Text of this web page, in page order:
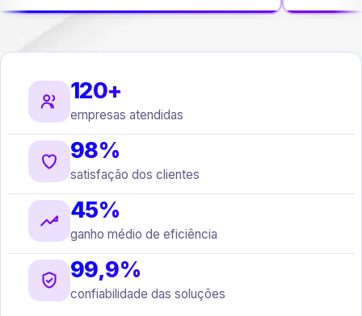
120+
empresas atendidas
98%
satisfação dos clientes
45%
ganho médio de eficiência
99,9%
confiabilidade das soluções